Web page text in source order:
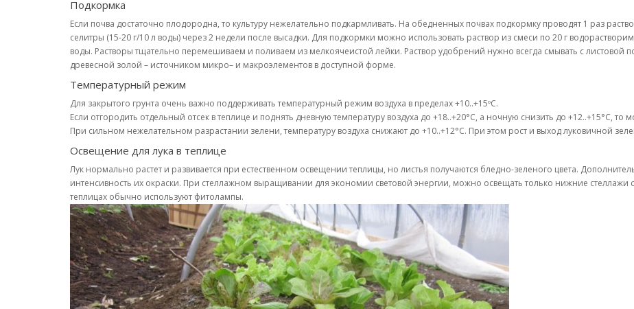
Подкормка
Если почва достаточно плодородна, то культуру нежелательно подкармливать. На обедненных почвах подкормку проводят 1 раз
селитры (15-20 г/10 л воды) через 2 недели после высадки. Для подкормки можно использовать раствор из смеси по 20 г
воды. Растворы тщательно перемешиваем и поливаем из мелкоячеистой лейки. Раствор удобрений нужно всегда смывать с листовой
древесной золой – источником микро– и макроэлементов в доступной форме.
Температурный режим
Для закрытого грунта очень важно поддерживать температурный режим воздуха в пределах +10..+15ºС.
Если отгородить отдельный отсек в теплице и поднять дневную температуру воздуха до +18..+20°С, а ночную снизить до +12..+15°С,
При сильном нежелательном разрастании зелени, температуру воздуха снижают до +10..+12°С. При этом рост и выход луковичной
Освещение для лука в теплице
Лук нормально растет и развивается при естественном освещении теплицы, но листья получаются бледно-зеленого цвета.
интенсивность их окраски. При стеллажном выращивании для экономии световой энергии, можно освещать только нижние
теплицах обычно используют фитолампы.